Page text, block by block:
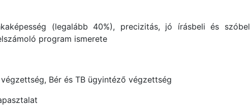
(legalább 40%), precizitás, jó írásbeli és
program ismerete
Bér és TB ügyintéző végzettség